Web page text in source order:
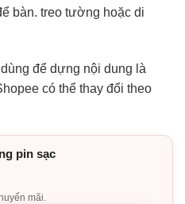
bàn. treo tường hoặc di
để dựng nội dung là
có thể thay đổi theo
pin sạc
mãi.